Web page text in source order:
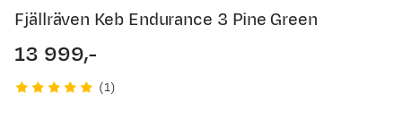
Fjällräven Keb Endurance 3 Pine Green
price
13 999,-
(1)